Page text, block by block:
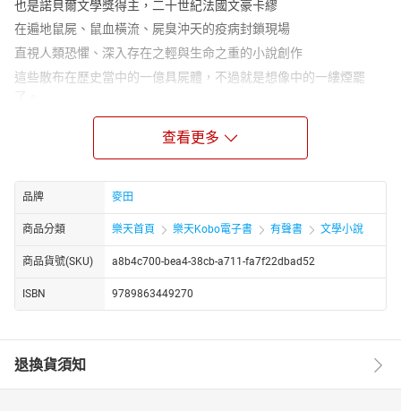
也是諾貝爾文學獎得主，二十世紀法國文豪卡繆
在遍地鼠屍、鼠血橫流、屍臭沖天的疫病封鎖現場
直視人類恐懼、深入存在之輕與生命之重的小說創作
這些散布在歷史當中的一億具屍體，不過就是想像中的一縷煙罷
然而，在那縷沒有重量的輕煙裡，卻閃現著為生存而奮戰最根本的
吱吱吱……吱吱吱……
一天，李厄在樓梯平台上踢到一隻死老鼠。當晚，李厄上樓回家，
轉，最後倒地從微張的嘴吐出血來。
就從這天開始，各處冒出猝死的老鼠屍體，緊接著是鄰人紛紛暴
斃。政府只得將發生疫情的奧蘭市全城封鎖，連信件都不得流通。
來自外地的旅人被困在這座不屬於自己的城市，而當地市民與外地
吱吱吱……吱吱吱……
查看更多
品牌 麥田
商品分類 樂天首頁 樂天Kobo電子書 有聲書 文學小說
商品貨號(SKU) a8b4c700-bea4-38cb-a711-fa7f22dbad52
ISBN 9789863449270
退換貨須知